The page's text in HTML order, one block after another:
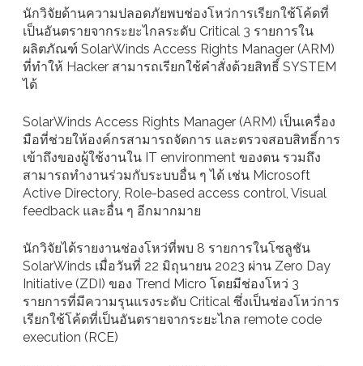
นักวิจัยด้านความปลอดภัยพบช่องโหว่การเรียกใช้โค้ดที่
เป็นอันตรายจากระยะไกลระดับ Critical 3 รายการใน
ผลิตภัณฑ์ SolarWinds Access Rights Manager (ARM)
ที่ทำให้ Hacker สามารถเรียกใช้คำสั่งด้วยสิทธิ์ SYSTEM
ได้
SolarWinds Access Rights Manager (ARM) เป็นเครื่อง
มือที่ช่วยให้องค์กรสามารถจัดการ และตรวจสอบสิทธิ์การ
เข้าถึงของผู้ใช้งานใน IT environment ของตน รวมถึง
สามารถทำงานร่วมกับระบบอื่น ๆ ได้ เช่น Microsoft
Active Directory, Role-based access control, Visual
feedback และอื่น ๆ อีกมากมาย
นักวิจัยได้รายงานช่องโหว่ที่พบ 8 รายการในโซลูชัน
SolarWinds เมื่อวันที่ 22 มิถุนายน 2023 ผ่าน Zero Day
Initiative (ZDI) ของ Trend Micro โดยมีช่องโหว่ 3
รายการที่มีความรุนแรงระดับ Critical ซึ่งเป็นช่องโหว่การ
เรียกใช้โค้ดที่เป็นอันตรายจากระยะไกล remote code
execution (RCE)